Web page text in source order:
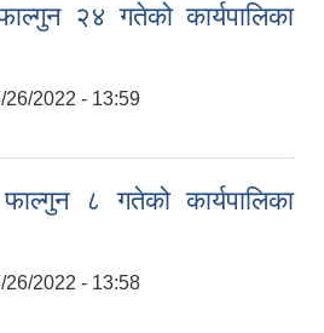
२४ गतेको कार्यपालिका
26/2022 - 13:59
८ गतेको कार्यपालिका
26/2022 - 13:58